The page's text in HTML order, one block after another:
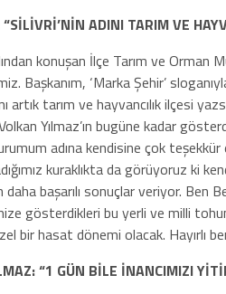
“SİLİVRİ’NİN ADINI TARIM VE
konuşan İlçe Tarım ve
Başkanım, ‘Marka Şehir’
artık tarım ve hayvancılık ilçesi
Yılmaz’ın bugüne kadar
adına kendisine çok
kuraklıkta da görüyoruz ki
başarılı sonuçlar veriyor. Ben
gösterdikleri bu yerli ve milli
bir hasat dönemi olacak. Hayırlı
“1 GÜN BİLE İNANCIMIZI